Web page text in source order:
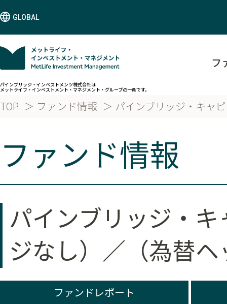
GLOBAL
パインブリッジ・インベストメンツ株式会社は
メットライフ・インベストメント・マネジメント・グループの一員です。
フ
TOP ファンド情報 パインブリッジ・キャ
ファンド情報
パインブリッジ・
ジなし）／（為替
ファンドレポート